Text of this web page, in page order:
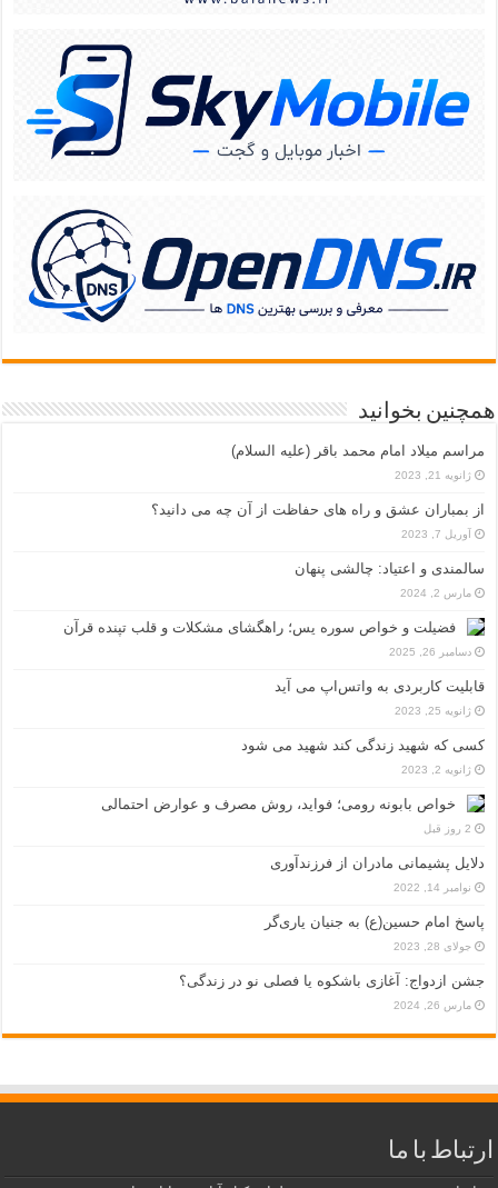
همچنین بخوانید
مراسم میلاد امام محمد باقر (علیه السلام)
ژانویه 21, 2023
از بمباران عشق و راه های حفاظت از آن چه می دانید؟
آوریل 7, 2023
سالمندی و اعتیاد: چالشی پنهان
مارس 2, 2024
فضیلت و خواص سوره یس؛ راهگشای مشکلات و قلب تپنده قرآن
دسامبر 26, 2025
قابلیت کاربردی به واتس‌اپ می آید
ژانویه 25, 2023
کسی که شهید زندگی کند شهید می شود
ژانویه 2, 2023
خواص بابونه رومی؛ فواید، روش مصرف و عوارض احتمالی
2 روز قبل
دلایل پشیمانی مادران از فرزندآوری
نوامبر 14, 2022
پاسخ امام حسین(ع) به جنیان یاری‌گر
جولای 28, 2023
جشن ازدواج: آغازی باشکوه یا فصلی نو در زندگی؟
مارس 26, 2024
ارتباط با ما